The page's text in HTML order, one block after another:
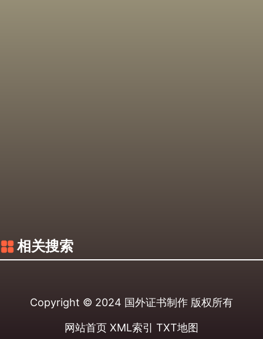
相关搜索
Copyright © 2024 国外证书制作 版权所有
网站首页 XML索引 TXT地图